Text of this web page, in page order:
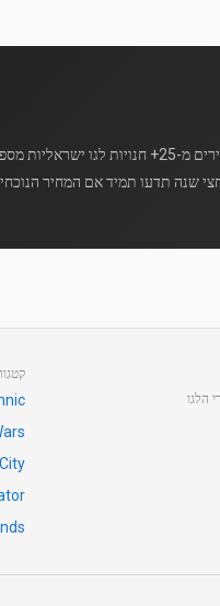
שנה תדעו תמיד אם המחיר
הלגו
City